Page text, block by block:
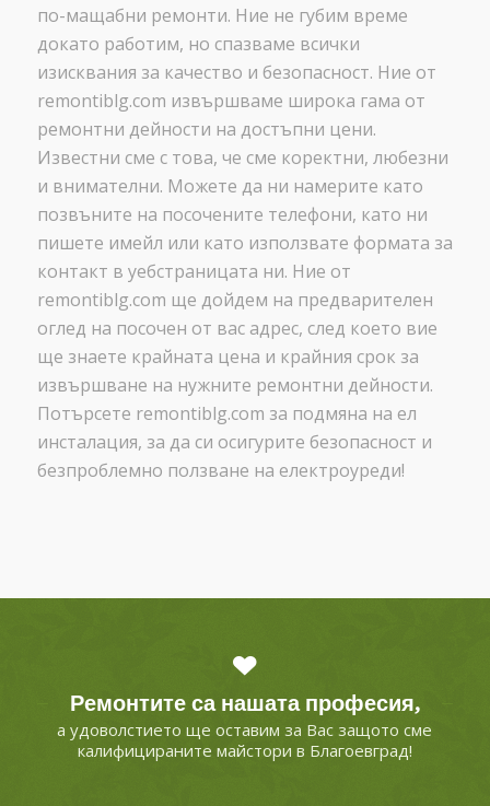
по-мащабни ремонти. Ние не губим време
докато работим, но спазваме всички
изисквания за качество и безопасност. Ние от
remontiblg.com извършваме широка гама от
ремонтни дейности на достъпни цени.
Известни сме с това, че сме коректни, любезни
и внимателни. Можете да ни намерите като
позвъните на посочените телефони, като ни
пишете имейл или като използвате формата за
контакт в уебстраницата ни. Ние от
remontiblg.com ще дойдем на предварителен
оглед на посочен от вас адрес, след което вие
ще знаете крайната цена и крайния срок за
извършване на нужните ремонтни дейности.
Потърсете remontiblg.com за подмяна на ел
инсталация, за да си осигурите безопасност и
безпроблемно ползване на електроуреди!
Ремонтите са нашата професия,
а удоволстието ще оставим за Вас защото сме
калифицираните майстори в Благоевград!